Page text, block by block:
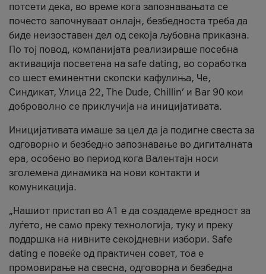
потсети дека, во време кога запознавањата се
почесто започнуваат онлајн, безбедноста треба да
биде неизоставен дел од секоја љубовна приказна.
По тој повод, компанијата реализираше посебна
активација посветена на safe dating, во соработка
со шест еминентни скопски кафулиња, Че,
Синдикат, Улица 22, The Dude, Chillin’ и Bar 90 кои
доброволно се приклучија на иницијативата.
Иницијативата имаше за цел да ја подигне свеста за
одговорно и безбедно запознавање во дигиталната
ера, особено во период кога Валентајн носи
зголемена динамика на нови контакти и
комуникација.
„Нашиот пристап во А1 е да создадеме вредност за
луѓето, не само преку технологија, туку и преку
поддршка на нивните секојдневни избори. Safe
dating е повеќе од практичен совет, тоа е
промовирање на свесна, одговорна и безбедна